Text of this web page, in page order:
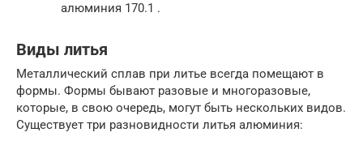
алюминия 170.1 .
Виды литья
Металлический сплав при литье всегда помещают в
формы. Формы бывают разовые и многоразовые,
которые, в свою очередь, могут быть нескольких видов.
Существует три разновидности литья алюминия: